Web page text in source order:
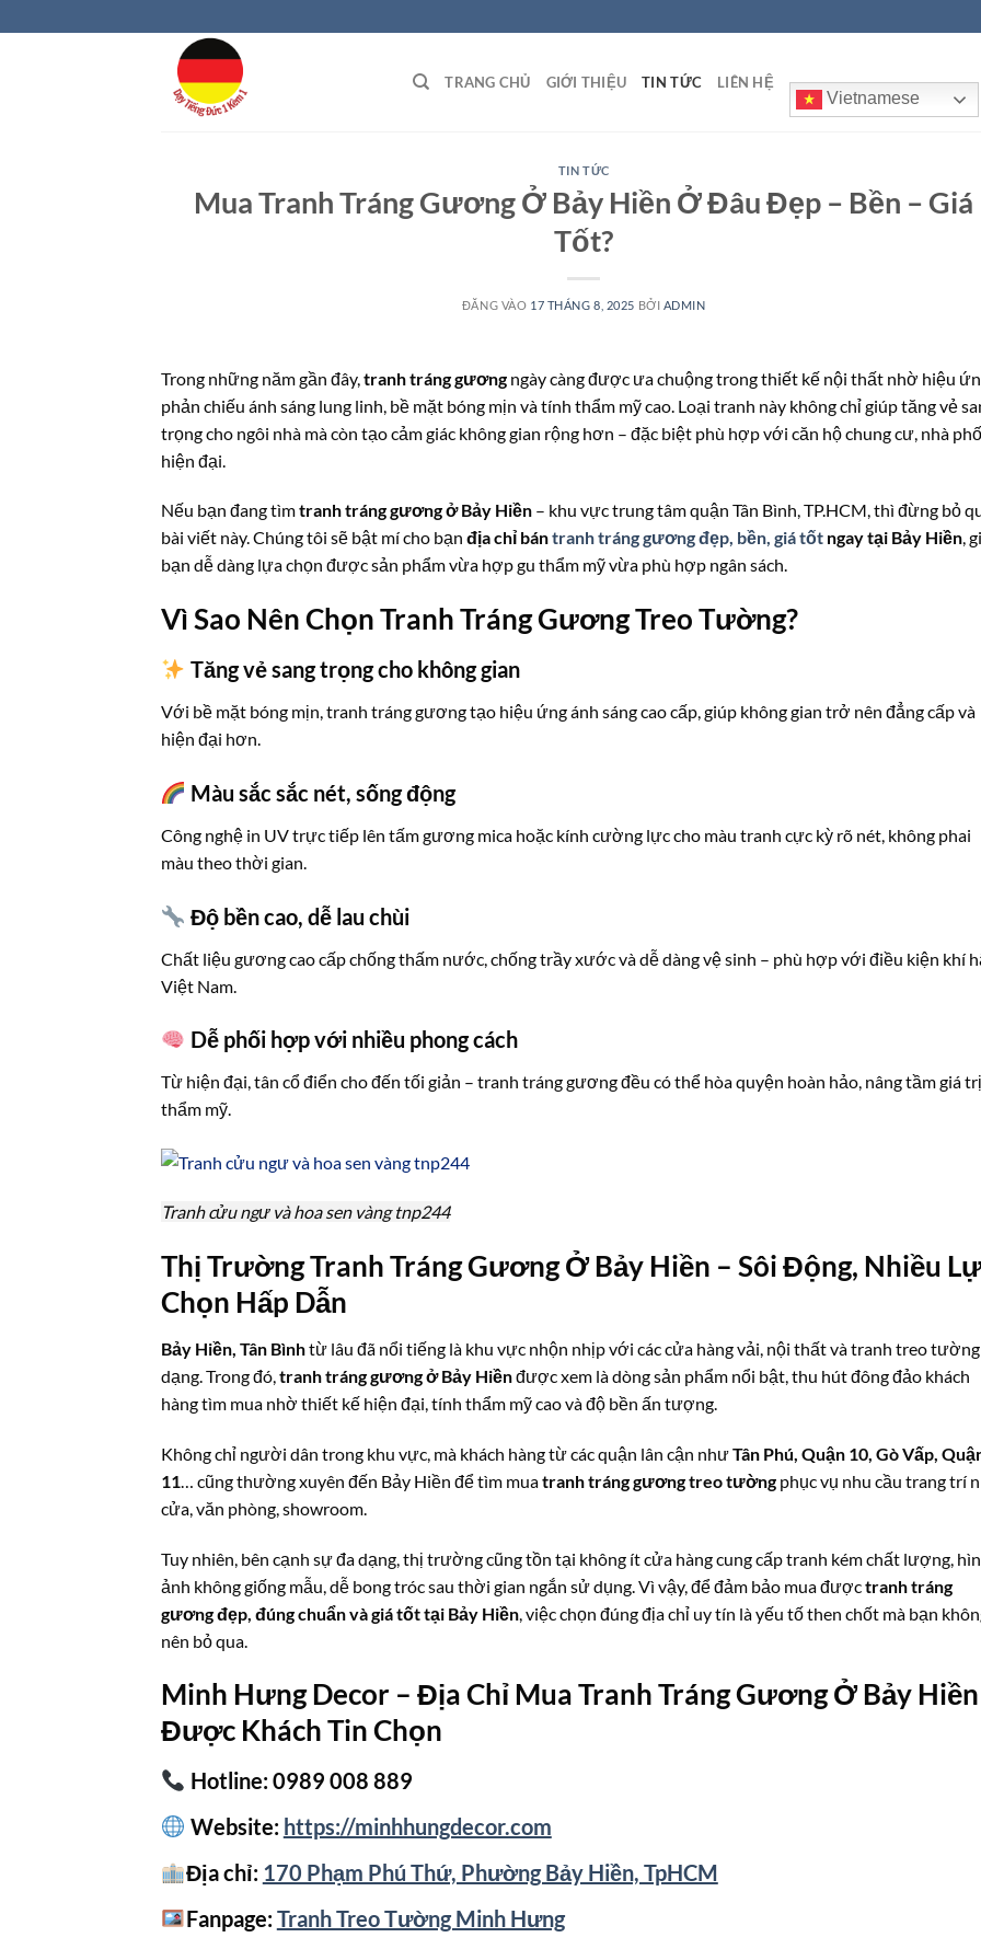
qua
TRANG CHỦ GIỚI THIỆU TIN TỨC LIÊN HỆ
Vietnamese
TIN TỨC
Mua Tranh Tráng Gương Ở Bảy Hiền Ở Đâu Đẹp – Bền – Giá
Tốt?
ĐĂNG VÀO 17 THÁNG 8, 2025 BỞI ADMIN
Trong những năm gần đây, tranh tráng gương ngày càng được ưa chuộng trong thiết kế nội thất nhờ hiệu
phản chiếu ánh sáng lung linh, bề mặt bóng mịn và tính thẩm mỹ cao. Loại tranh này không chỉ giúp tăng vẻ
trọng cho ngôi nhà mà còn tạo cảm giác không gian rộng hơn – đặc biệt phù hợp với căn hộ chung cư, nhà phố
hiện đại.
Nếu bạn đang tìmtranh tráng gương ở Bảy Hiền – khu vực trung tâm quận Tân Bình, TP.HCM, thì đừng bỏ
bài viết này. Chúng tôi sẽ bật mí cho bạn địa chỉ bántranh tráng gương đẹp, bền, giá tốt ngay tại Bảy Hiền,
bạn dễ dàng lựa chọn được sản phẩm vừa hợp gu thẩm mỹ vừa phù hợp ngân sách.
Vì Sao Nên Chọn Tranh Tráng Gương Treo Tường?
Tăng vẻ sang trọng cho không gian
Với bề mặt bóng mịn, tranh tráng gương tạo hiệu ứng ánh sáng cao cấp, giúp không gian trở nên đẳng cấp và
hiện đại hơn.
Màu sắc sắc nét, sống động
Công nghệ in UV trực tiếp lên tấm gương mica hoặc kính cường lực cho màu tranh cực kỳ rõ nét, không phai
màu theo thời gian.
Độ bền cao, dễ lau chùi
Chất liệu gương cao cấp chống thấm nước, chống trầy xước và dễ dàng vệ sinh – phù hợp với điều kiện khí
Việt Nam.
Dễ phối hợp với nhiều phong cách
Từ hiện đại, tân cổ điển cho đến tối giản – tranh tráng gương đều có thể hòa quyện hoàn hảo, nâng tầm giá trị
thẩm mỹ.
Tranh cửu ngư và hoa sen vàng tnp244
Thị Trường Tranh Tráng Gương Ở Bảy Hiền – Sôi Động, Nhiều
Chọn Hấp Dẫn
Bảy Hiền, Tân Bìnhtừ lâu đã nổi tiếng là khu vực nhộn nhịp với các cửa hàng vải, nội thất và tranh treo
dạng. Trong đó,tranh tráng gương ở Bảy Hiềnđược xem là dòng sản phẩm nổi bật, thu hút đông đảo khách
hàng tìm mua nhờ thiết kế hiện đại, tính thẩm mỹ cao và độ bền ấn tượng.
Không chỉ người dân trong khu vực, mà khách hàng từ các quận lân cận nhưTân Phú, Quận 10, Gò Vấp,
11… cũng thường xuyên đến Bảy Hiền để tìm muatranh tráng gương treo tường phục vụ nhu cầu trang trí
cửa, văn phòng, showroom.
Tuy nhiên, bên cạnh sự đa dạng, thị trường cũng tồn tại không ít cửa hàng cung cấp tranh kém chất lượng,
ảnh không giống mẫu, dễ bong tróc sau thời gian ngắn sử dụng. Vì vậy, để đảm bảo mua đượctranh tráng
gương đẹp, đúng chuẩn và giá tốt tại Bảy Hiền , việc chọn đúng địa chỉ uy tín là yếu tố then chốt mà bạn
nên bỏ qua.
Minh Hưng Decor – Địa Chỉ Mua Tranh Tráng Gương Ở Bảy Hiền
Được Khách Tin Chọn
Hotline: 0989 008 889
Website: https://minhhungdecor.com
Địa chỉ: 170 Phạm Phú Thứ, Phường Bảy Hiền, TpHCM
Fanpage:Tranh Treo Tường Minh Hưng